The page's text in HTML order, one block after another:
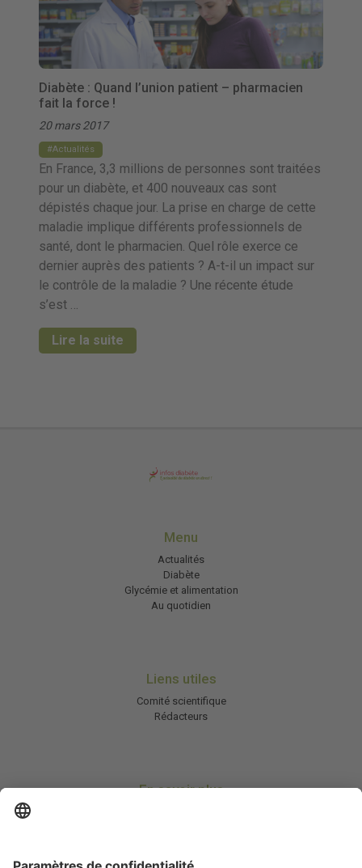
Diabète : Quand l’union patient – pharmacien
fait la force !
20 mars 2017
Actualités
En France, 3,3 millions de personnes sont traitées
pour un diabète, et 400 nouveaux cas sont
dépistés chaque jour. La prise en charge de cette
maladie implique différents professionnels de
santé, dont le pharmacien. Quel rôle exerce ce
dernier auprès des patients ? A-t-il un impact sur
le contrôle de la maladie ? Une récente étude
s’est …
Lire la suite
Menu
Actualités
Diabète
Glycémie et alimentation
Au quotidien
Liens utiles
Comité scientifique
Rédacteurs
En savoir plus